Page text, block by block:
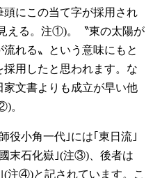
にこの当て字が採用され
える。注①)。〝東の太陽が
れる〟という意味にもと
用したと思われます。な
家文書よりも成立が早い他
。
役小角一代｣には｢東日流｣
末石化嶽｣(注③)、後者は
(注④)と記されています。こ